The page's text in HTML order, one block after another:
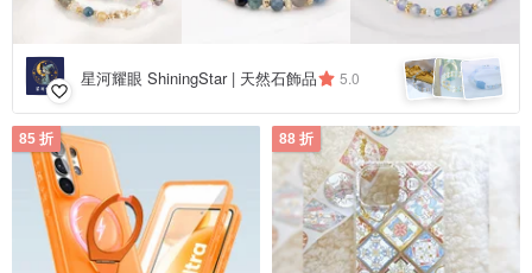
星河耀眼 ShiningStar | 天然石飾品 5.0
85 折 88 折